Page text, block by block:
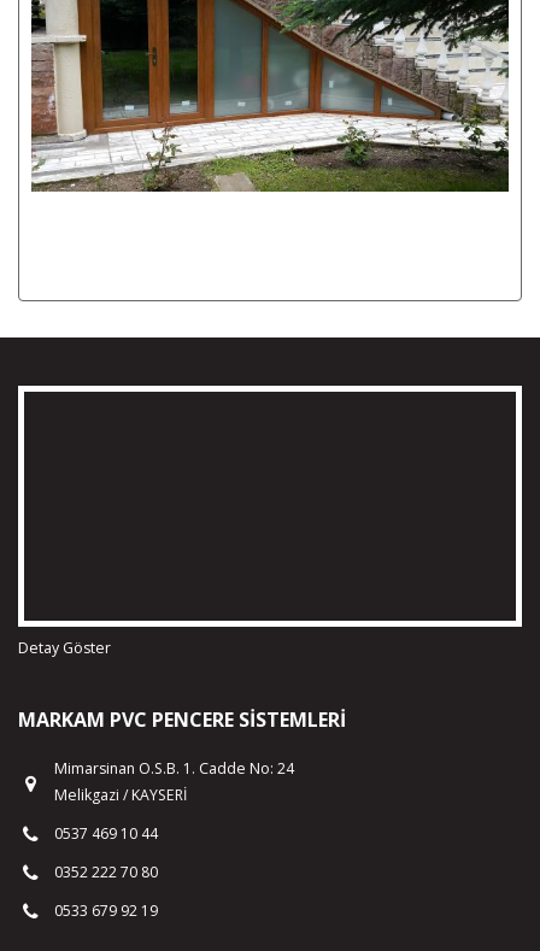
Detay Göster
MARKAM PVC PENCERE SISTEMLERI
Mimarsinan O.S.B. 1. Cadde No: 24
Melikgazi / KAYSERİ
0537 469 10 44
0352 222 70 80
0533 679 92 19